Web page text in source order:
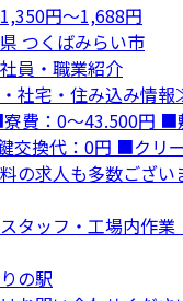
円〜1,688円
つくばみらい市
員・職業紹介
・社宅・住み込み情
費：0～43.500円 ■
交換代：0円 ■クリ
の求人も多数ござ
タッフ・工場内作業
の駅